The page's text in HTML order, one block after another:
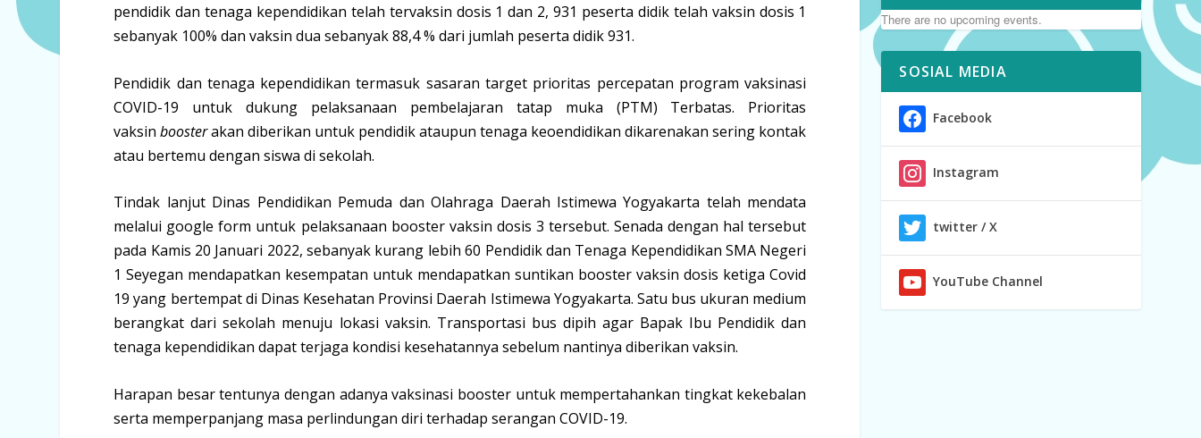
pendidik dan tenaga kependidikan telah tervaksin dosis 1 dan 2, 931 peserta didik telah vaksin dosis 1
sebanyak 100% dan vaksin dua sebanyak 88,4 % dari jumlah peserta didik 931.
Pendidik dan tenaga kependidikan termasuk sasaran target prioritas percepatan program vaksinasi
COVID-19 untuk dukung pelaksanaan pembelajaran tatap muka (PTM) Terbatas. Prioritas
vaksinboosterakan diberikan untuk pendidik ataupun tenaga keoendidikan dikarenakan sering kontak
atau bertemu dengan siswa di sekolah.
Tindak lanjut Dinas Pendidikan Pemuda dan Olahraga Daerah Istimewa Yogyakarta telah mendata
melalui google form untuk pelaksanaan booster vaksin dosis 3 tersebut. Senada dengan hal tersebut
pada Kamis 20 Januari 2022, sebanyak kurang lebih 60 Pendidik dan Tenaga Kependidikan SMA Negeri
1 Seyegan mendapatkan kesempatan untuk mendapatkan suntikan booster vaksin dosis ketiga Covid
19 yang bertempat di Dinas Kesehatan Provinsi Daerah Istimewa Yogyakarta. Satu bus ukuran medium
berangkat dari sekolah menuju lokasi vaksin. Transportasi bus dipih agar Bapak Ibu Pendidik dan
tenaga kependidikan dapat terjaga kondisi kesehatannya sebelum nantinya diberikan vaksin.
Harapan besar tentunya dengan adanya vaksinasi booster untuk mempertahankan tingkat kekebalan
serta memperpanjang masa perlindungan diri terhadap serangan COVID-19.
There are no upcoming events.
SOSIAL MEDIA
Facebook
Instagram
twitter / X
YouTube Channel